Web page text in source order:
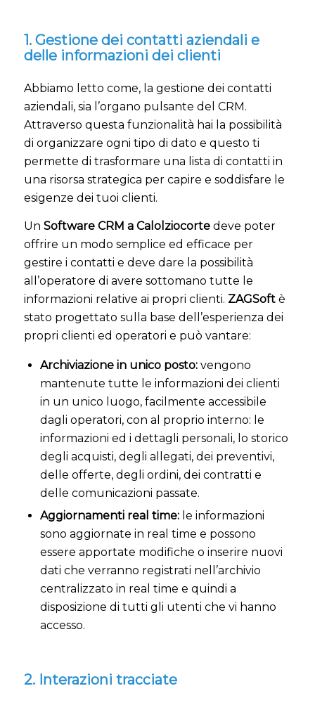
1. Gestione dei contatti aziendali e
delle informazioni dei clienti
Abbiamo letto come, la gestione dei contatti
aziendali, sia l’organo pulsante del CRM.
Attraverso questa funzionalità hai la possibilità
di organizzare ogni tipo di dato e questo ti
permette di trasformare una lista di contatti in
una risorsa strategica per capire e soddisfare le
esigenze dei tuoi clienti.
Un Software CRM a Calolziocortedeve poter
offrire un modo semplice ed efficace per
gestire i contatti e deve dare la possibilità
all’operatore di avere sottomano tutte le
informazioni relative ai propri clienti. ZAGSoftè
stato progettato sulla base dell’esperienza dei
propri clienti ed operatori e può vantare:
Archiviazione in unico posto:vengono
mantenute tutte le informazioni dei clienti
in un unico luogo, facilmente accessibile
dagli operatori, con al proprio interno: le
informazioni ed i dettagli personali, lo storico
degli acquisti, degli allegati, dei preventivi,
delle offerte, degli ordini, dei contratti e
delle comunicazioni passate.
Aggiornamenti real time:le informazioni
sono aggiornate in real time e possono
essere apportate modifiche o inserire nuovi
dati che verranno registrati nell’archivio
centralizzato in real time e quindi a
disposizione di tutti gli utenti che vi hanno
accesso.
2. Interazioni tracciate